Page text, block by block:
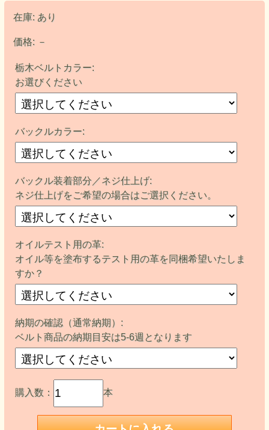
在庫: あり
価格:－
栃木ベルトカラー:
お選びください
バックルカラー:
バックル装着部分／ネジ仕上げ:
ネジ仕上げをご希望の場合はご選択ください。
オイルテスト用の革:
オイル等を塗布するテスト用の革を同梱希望いたしま
すか？
納期の確認（通常納期）:
ベルト商品の納期目安は5-6週となります
購入数： 本